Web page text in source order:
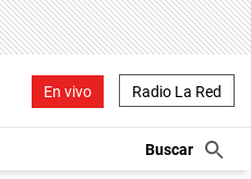
En vivo Radio La Red